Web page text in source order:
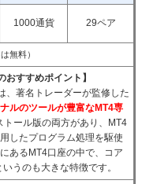
1000通貨 29ペア
無料）
おすすめポイント】
、著名トレーダーが監修した
ルのツールが豊富なMT4専
ール版の両方があり、MT4
したプログラム処理を駆使
あるMT4口座の中で、コア
うのも大きな特徴です。